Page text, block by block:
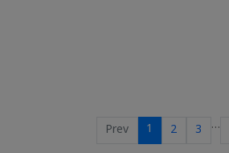
Prev 1 2 3 …